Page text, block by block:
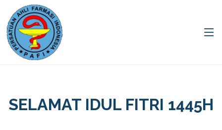
SELAMAT IDUL FITRI 1445H